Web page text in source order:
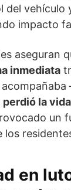
del vehículo
impacto
aseguran
inmediata
perdió la
un
los
en